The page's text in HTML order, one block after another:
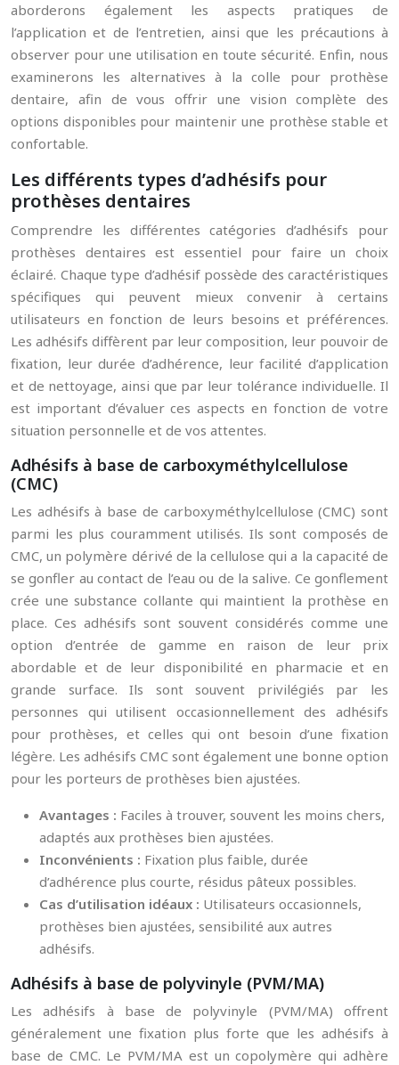
aborderons également les aspects pratiques de
l’application et de l’entretien, ainsi que les précautions à
observer pour une utilisation en toute sécurité. Enfin, nous
examinerons les alternatives à la colle pour prothèse
dentaire, afin de vous offrir une vision complète des
options disponibles pour maintenir une prothèse stable et
confortable.
Les différents types d’adhésifs pour
prothèses dentaires
Comprendre les différentes catégories d’adhésifs pour
prothèses dentaires est essentiel pour faire un choix
éclairé. Chaque type d’adhésif possède des caractéristiques
spécifiques qui peuvent mieux convenir à certains
utilisateurs en fonction de leurs besoins et préférences.
Les adhésifs diffèrent par leur composition, leur pouvoir de
fixation, leur durée d’adhérence, leur facilité d’application
et de nettoyage, ainsi que par leur tolérance individuelle. Il
est important d’évaluer ces aspects en fonction de votre
situation personnelle et de vos attentes.
Adhésifs à base de carboxyméthylcellulose
(CMC)
Les adhésifs à base de carboxyméthylcellulose (CMC) sont
parmi les plus couramment utilisés. Ils sont composés de
CMC, un polymère dérivé de la cellulose qui a la capacité de
se gonfler au contact de l’eau ou de la salive. Ce gonflement
crée une substance collante qui maintient la prothèse en
place. Ces adhésifs sont souvent considérés comme une
option d’entrée de gamme en raison de leur prix
abordable et de leur disponibilité en pharmacie et en
grande surface. Ils sont souvent privilégiés par les
personnes qui utilisent occasionnellement des adhésifs
pour prothèses, et celles qui ont besoin d’une fixation
légère. Les adhésifs CMC sont également une bonne option
pour les porteurs de prothèses bien ajustées.
Avantages : Faciles à trouver, souvent les moins chers,
adaptés aux prothèses bien ajustées.
Inconvénients : Fixation plus faible, durée
d’adhérence plus courte, résidus pâteux possibles.
Cas d’utilisation idéaux : Utilisateurs occasionnels,
prothèses bien ajustées, sensibilité aux autres
adhésifs.
Adhésifs à base de polyvinyle (PVM/MA)
Les adhésifs à base de polyvinyle (PVM/MA) offrent
généralement une fixation plus forte que les adhésifs à
base de CMC. Le PVM/MA est un copolymère qui adhère